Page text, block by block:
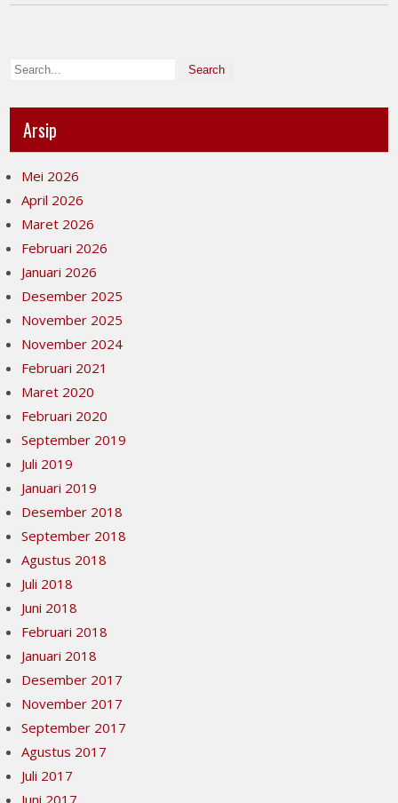
Arsip
Mei 2026
April 2026
Maret 2026
Februari 2026
Januari 2026
Desember 2025
November 2025
November 2024
Februari 2021
Maret 2020
Februari 2020
September 2019
Juli 2019
Januari 2019
Desember 2018
September 2018
Agustus 2018
Juli 2018
Juni 2018
Februari 2018
Januari 2018
Desember 2017
November 2017
September 2017
Agustus 2017
Juli 2017
Juni 2017